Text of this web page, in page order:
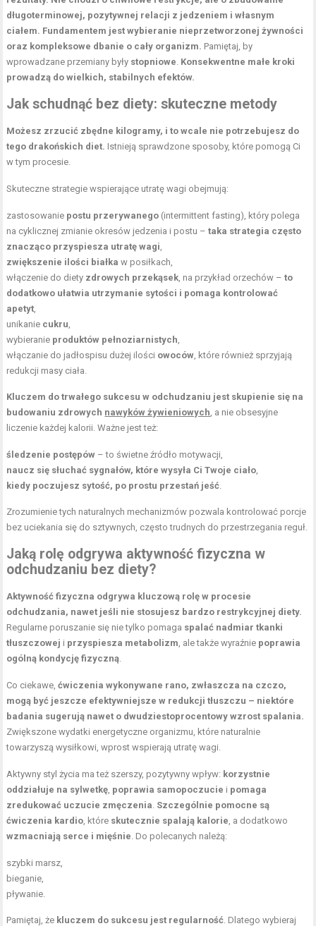
długoterminowej, pozytywnej relacji z jedzeniem i własnym
ciałem. Fundamentem jest wybieranie nieprzetworzonej żywności
oraz kompleksowe dbanie o cały organizm. Pamiętaj, by
wprowadzane przemiany były stopniowe. Konsekwentne małe kroki
prowadzą do wielkich, stabilnych efektów.
Jak schudnąć bez diety: skuteczne metody
Możesz zrzucić zbędne kilogramy, i to wcale nie potrzebujesz do
tego drakońskich diet. Istnieją sprawdzone sposoby, które pomogą Ci
w tym procesie.
Skuteczne strategie wspierające utratę wagi obejmują:
zastosowanie postu przerywanego (intermittent fasting), który polega
na cyklicznej zmianie okresów jedzenia i postu –taka strategia często
znacząco przyspiesza utratę wagi,
zwiększenie ilości białka w posiłkach,
włączenie do diety zdrowych przekąsek, na przykład orzechów –to
dodatkowo ułatwia utrzymanie sytości i pomaga kontrolować
apetyt,
unikanie cukru,
wybieranie produktów pełnoziarnistych,
włączanie do jadłospisu dużej ilości owoców, które również sprzyjają
redukcji masy ciała.
Kluczem do trwałego sukcesu w odchudzaniu jest skupienie się na
budowaniu zdrowych nawyków żywieniowych, a nie obsesyjne
liczenie każdej kalorii. Ważne jest też:
śledzenie postępów – to świetne źródło motywacji,
naucz się słuchać sygnałów, które wysyła Ci Twoje ciało,
kiedy poczujesz sytość, po prostu przestań jeść.
Zrozumienie tych naturalnych mechanizmów pozwala kontrolować porcje
bez uciekania się do sztywnych, często trudnych do przestrzegania reguł.
Jaką rolę odgrywa aktywność fizyczna w
odchudzaniu bez diety?
Aktywność fizyczna odgrywa kluczową rolę w procesie
odchudzania, nawet jeśli nie stosujesz bardzo restrykcyjnej diety.
Regularne poruszanie się nie tylko pomaga spalać nadmiar tkanki
tłuszczowej i przyspiesza metabolizm, ale także wyraźnie poprawia
ogólną kondycję fizyczną.
Co ciekawe,ćwiczenia wykonywane rano, zwłaszcza na czczo,
mogą być jeszcze efektywniejsze w redukcji tłuszczu – niektóre
badania sugerują nawet o dwudziestoprocentowy wzrost spalania.
Zwiększone wydatki energetyczne organizmu, które naturalnie
towarzyszą wysiłkowi, wprost wspierają utratę wagi.
Aktywny styl życia ma też szerszy, pozytywny wpływ: korzystnie
oddziałuje na sylwetkę, poprawia samopoczucie i pomaga
zredukować uczucie zmęczenia. Szczególnie pomocne są
ćwiczenia kardio, które skutecznie spalają kalorie, a dodatkowo
wzmacniają serce i mięśnie. Do polecanych należą:
szybki marsz,
bieganie,
pływanie.
Pamiętaj, że kluczem do sukcesu jest regularność. Dlatego wybieraj